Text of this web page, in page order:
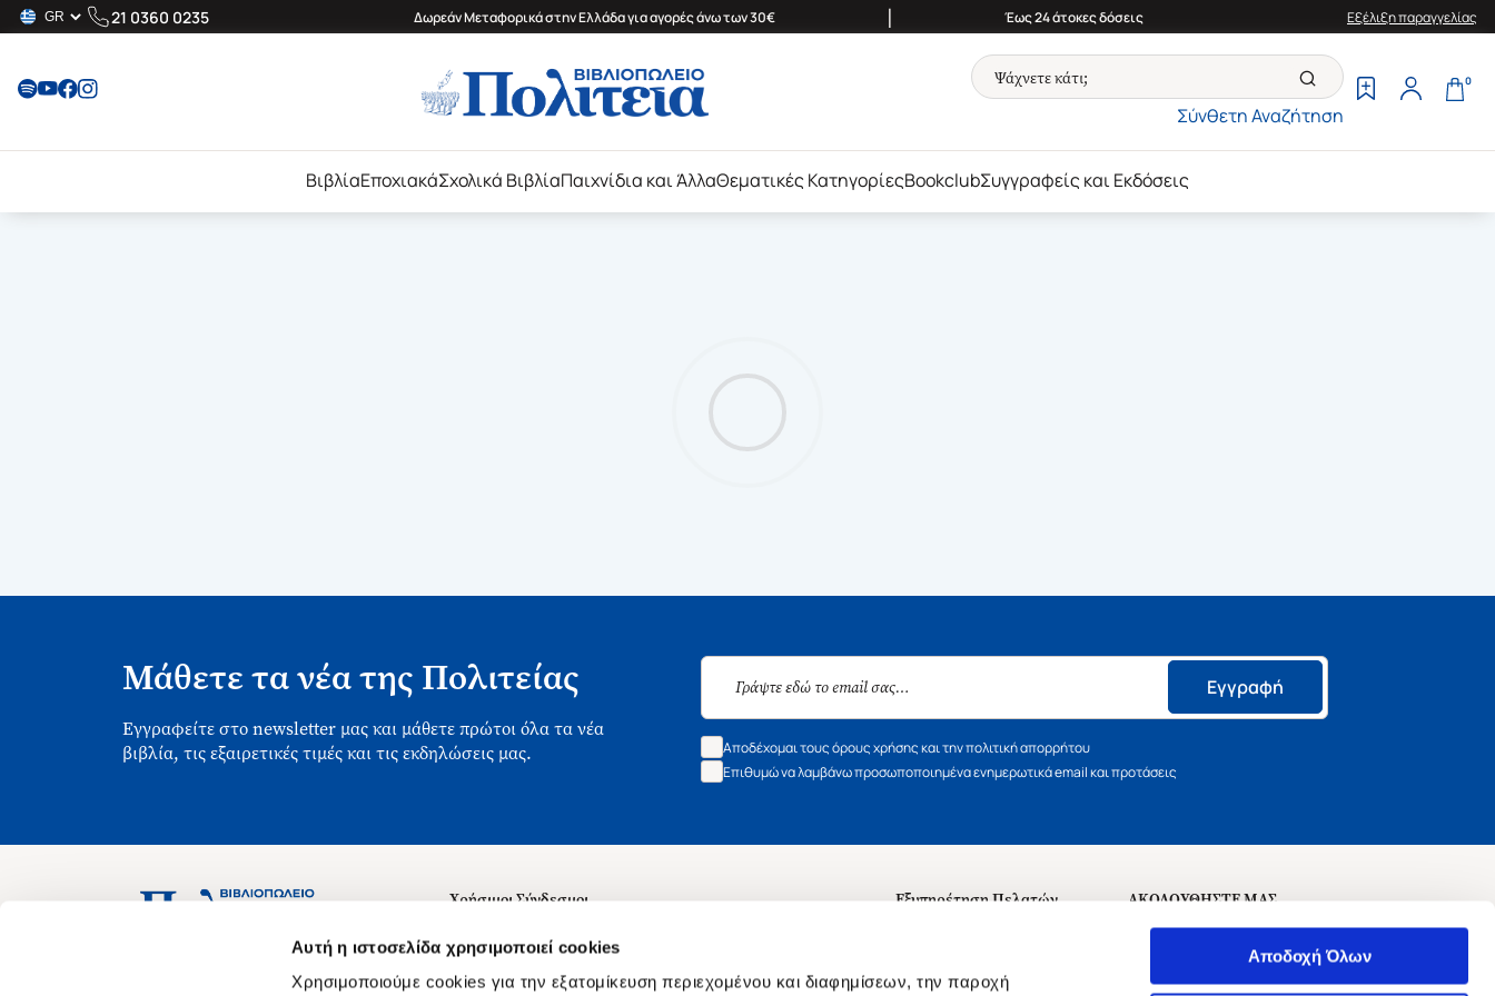
Αυτή η ιστοσελίδα χρησιμοποιεί cookies
Χρησιμοποιούμε cookies για την εξατομίκευση περιεχομένου και διαφημίσεων, την παροχή
Αποδοχή Όλων
21 0360 0235 Δωρεάν Μεταφορικά στην Ελλάδα για αγορές άνω των 30€ | Έως 24 άτοκες δόσεις Εξέλιξη παραγγελίας
Σύνθετη Αναζήτηση
0
ΒιβλίαΕποχιακάΣχολικά ΒιβλίαΠαιχνίδια και ΆλλαΘεματικές ΚατηγορίεςBookclubΣυγγραφείς και Εκδόσεις
Μάθετε τα νέα της Πολιτείας
Εγγραφείτε στο newsletter μας και μάθετε πρώτοι όλα τα νέα
βιβλία, τις εξαιρετικές τιμές και τις εκδηλώσεις μας.
Εγγραφή
Αποδέχομαι τους όρους χρήσης και την πολιτική απορρήτου
Επιθυμώ να λαμβάνω προσωποποιημένα ενημερωτικά email και προτάσεις
Ασκληπιού 1-3, Αθήνα 106 79
Χρήσιμοι Σύνδεσμοι
Σχετικά με εμάς
Θέσεις Εργασίας
Εξυπηρέτηση Πελατών
ΑΚΟΛΟΥΘΗΣΤΕ ΜΑΣ